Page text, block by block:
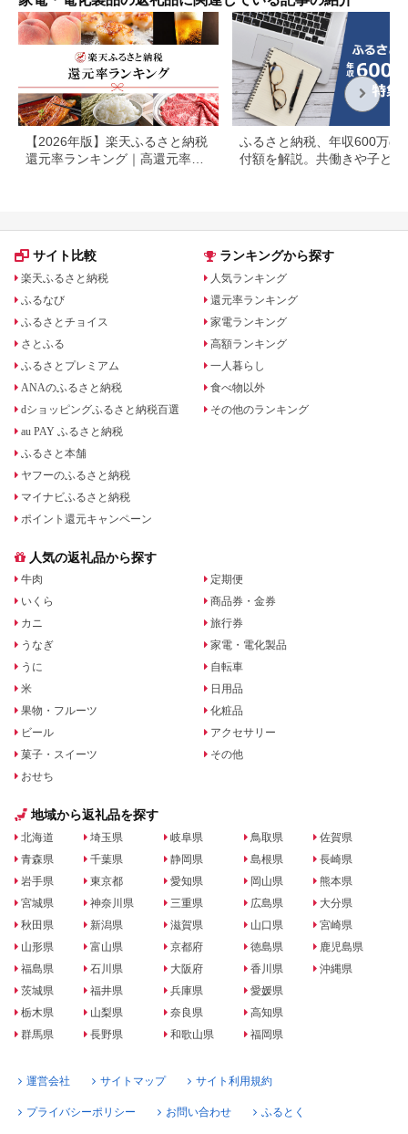
【2026年版】楽天ふるさと納税
還元率ランキング｜高還元率返
ふるさと納税、年収600万の
付額を解説。共働きや子ども
サイト比較
楽天ふるさと納税
ふるなび
ふるさとチョイス
さとふる
ふるさとプレミアム
ANAのふるさと納税
dショッピングふるさと納税百選
au PAY ふるさと納税
ふるさと本舗
ヤフーのふるさと納税
マイナビふるさと納税
ポイント還元キャンペーン
ランキングから探す
人気ランキング
還元率ランキング
家電ランキング
高額ランキング
一人暮らし
食べ物以外
その他のランキング
人気の返礼品から探す
牛肉
いくら
カニ
うなぎ
うに
米
果物・フルーツ
ビール
菓子・スイーツ
おせち
定期便
商品券・金券
旅行券
家電・電化製品
自転車
日用品
化粧品
アクセサリー
その他
地域から返礼品を探す
北海道
青森県
岩手県
宮城県
秋田県
山形県
福島県
茨城県
栃木県
群馬県
埼玉県
千葉県
東京都
神奈川県
新潟県
富山県
石川県
福井県
山梨県
長野県
岐阜県
静岡県
愛知県
三重県
滋賀県
京都府
大阪府
兵庫県
奈良県
和歌山県
鳥取県
島根県
岡山県
広島県
山口県
徳島県
香川県
愛媛県
高知県
福岡県
佐賀県
長崎県
熊本県
大分県
宮崎県
鹿児島県
沖縄県
運営会社 サイトマップ サイト利用規約
プライバシーポリシー お問い合わせ ふるとく